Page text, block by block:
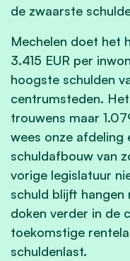
de zwaarste
Mechelen doet het
3.415 EUR per
hoogste schulden
centrumsteden.
trouwens maar
wees onze
schuldafbouw van
vorige legislatuur
schuld blijft hangen
doken verder in de
toekomstige
schuldenlast.